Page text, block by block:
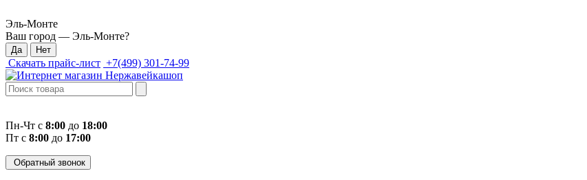
Эль-Монте
Ваш город — Эль-Монте?
Скачать прайс-лист +7(499) 301-74-99
Пн-Чт с 8:00 до 18:00
Пт с 8:00 до 17:00
Обратный звонок